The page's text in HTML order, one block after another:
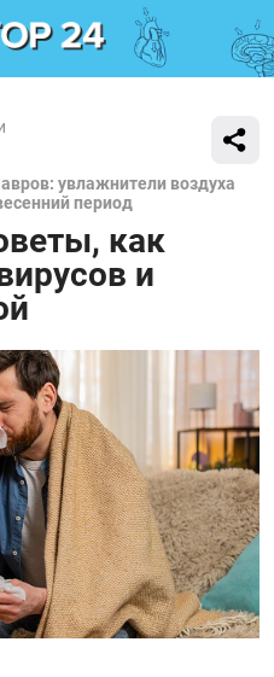
увлажнители воздуха
период
как
и